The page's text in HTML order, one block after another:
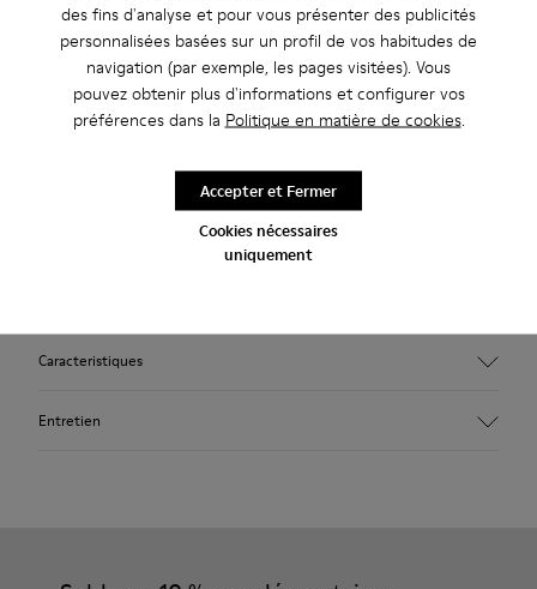
des fins d'analyse et pour vous présenter des publicités
personnalisées basées sur un profil de vos habitudes de
navigation (par exemple, les pages visitées). Vous
pouvez obtenir plus d'informations et configurer vos
préférences dans la Politique en matière de cookies.
Cookies nécessaires
uniquement
Accepter et Fermer
Description
Bottines pour enfant en cuir gris avec lacets élastiques et
semelle extérieure en caoutchouc (20 % recyclé).
Une icône Camper qui évolue à chaque saison. Inspirée de la
marche pieds nus, la Peu allie simplicité et fonctionnalité. Elle
affiche des coutures à 360 degrés et une confection selon la
technique Strobel, qui garantit une souplesse et une
Caracteristiques
Entretien
produits d’entretien adaptés garantira la protection et la